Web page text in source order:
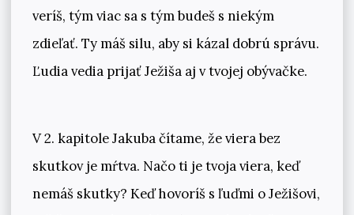
veríš, tým viac sa s tým budeš s niekým
zdieľať. Ty máš silu, aby si kázal dobrú správu.
Ľudia vedia prijať Ježiša aj v tvojej obývačke.
V 2. kapitole Jakuba čítame, že viera bez
skutkov je mŕtva. Načo ti je tvoja viera, keď
nemáš skutky? Keď hovoríš s ľuďmi o Ježišovi,